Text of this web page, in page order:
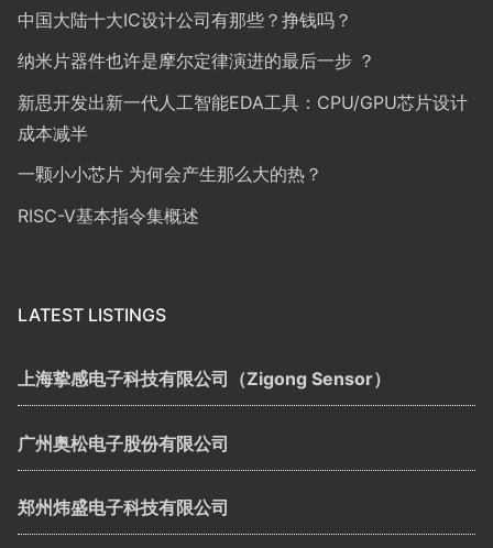
中国大陆十大IC设计公司有那些？挣钱吗？
纳米片器件也许是摩尔定律演进的最后一步 ？
新思开发出新一代人工智能EDA工具：CPU/GPU芯片设计
成本减半
一颗小小芯片 为何会产生那么大的热？
RISC-V基本指令集概述
LATEST LISTINGS
上海挚感电子科技有限公司（Zigong Sensor）
广州奥松电子股份有限公司
郑州炜盛电子科技有限公司